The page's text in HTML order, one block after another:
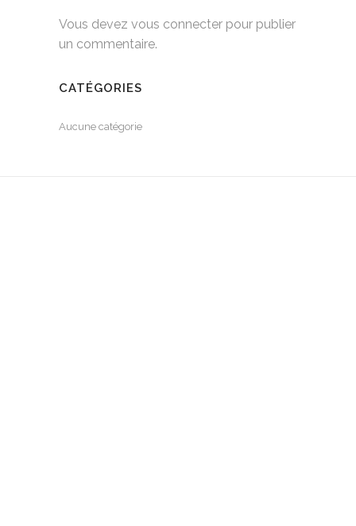
Vous devez vous connecter pour publier
un commentaire.
CATÉGORIES
Aucune catégorie